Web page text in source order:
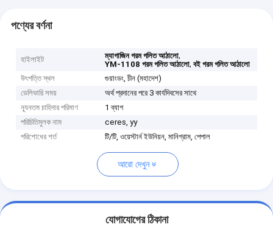
পণ্যের বর্ণনা
হাইলাইট ম্যাগাজিন গরম গলিত আঠালো,
YM-1108 গরম গলিত আঠালো,বই গরম গলিত আঠালো
উৎপত্তি স্থল
গুয়াংডং, চীন (মহাদেশ)
ডেলিভারি সময়
অর্থ প্রদানের পরে 3 কার্যদিবসের সাথে
ন্যূনতম চাহিদার পরিমাণ
1 ব্যাগ
পরিচিতিমুলক নাম
ceres, yy
পরিশোধের শর্ত
টি/টি, ওয়েস্টার্ন ইউনিয়ন, মানিগ্রাম, পেপাল
আরো দেখুন
যোগাযোগের ঠিকানা